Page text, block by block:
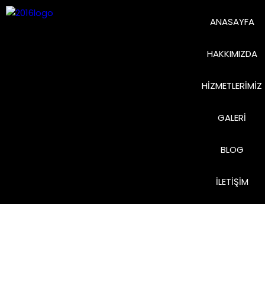
ANASAYFA
HAKKIMIZDA
HIZMETLERIMIZ
GALERI
BLOG
İLETIŞIM